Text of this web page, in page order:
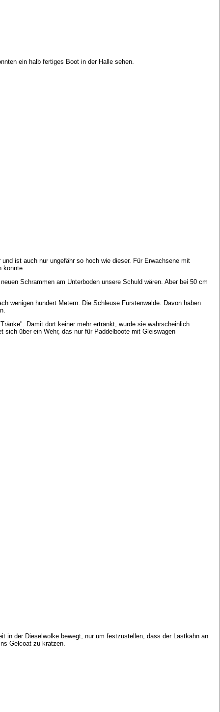
ein halb fertiges Boot in der Halle sehen.
ist auch nur ungefähr so hoch wie dieser. Für Erwachsene mit
konnte.
Schrammen am Unterboden unsere Schuld wären. Aber bei 50 cm
wenigen hundert Metern: Die Schleuse Fürstenwalde. Davon haben
Damit dort keiner mehr ertränkt, wurde sie wahrscheinlich
über ein Wehr, das nur für Paddelboote mit Gleiswagen
in der Dieselwolke bewegt, nur um festzustellen, dass der Lastkahn an
Gelcoat zu kratzen.